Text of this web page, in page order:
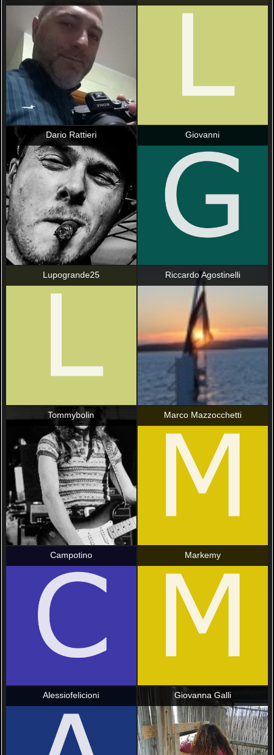
Dario Rattieri Giovanni
Lupogrande25 Riccardo Agostinelli
Tommybolin Marco Mazzocchetti
Campotino Markemy
Alessiofelicioni Giovanna Galli